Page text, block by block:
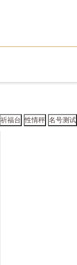
祈福台 性情秤 名号测试